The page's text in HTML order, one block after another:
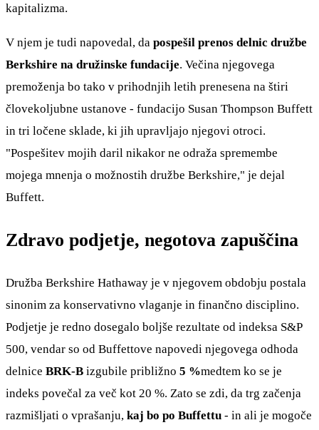
kapitalizma.
V njem je tudi napovedal, da pospešil prenos delnic družbe
Berkshire na družinske fundacije. Večina njegovega
premoženja bo tako v prihodnjih letih prenesena na štiri
človekoljubne ustanove - fundacijo Susan Thompson Buffett
in tri ločene sklade, ki jih upravljajo njegovi otroci.
"Pospešitev mojih daril nikakor ne odraža spremembe
mojega mnenja o možnostih družbe Berkshire," je dejal
Buffett.
Zdravo podjetje, negotova zapuščina
Družba Berkshire Hathaway je v njegovem obdobju postala
sinonim za konservativno vlaganje in finančno disciplino.
Podjetje je redno dosegalo boljše rezultate od indeksa S&P
500, vendar so od Buffettove napovedi njegovega odhoda
delnice BRK-B izgubile približno 5 %medtem ko se je
indeks povečal za več kot 20 %. Zato se zdi, da trg začenja
razmišljati o vprašanju, kaj bo po Buffettu - in ali je mogoče